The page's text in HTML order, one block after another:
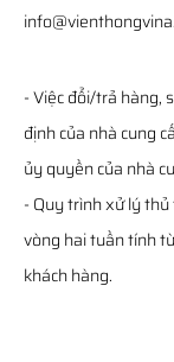
- Việc đổi/trả hàng,
định của nhà cung
ủy quyền của nhà
- Quy trình xử lý
vòng hai tuần tính
khách hàng.